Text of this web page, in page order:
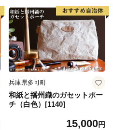
兵庫県多可町
和紙と播州織のガセットポー
チ（白色）[1140]
15,000円